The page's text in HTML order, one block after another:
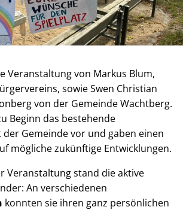
Veranstaltung von Markus Blum,
sowie Swen Christian
von der Gemeinde Wachtberg.
Beginn das bestehende
Gemeinde vor und gaben einen
mögliche zukünftige Entwicklungen.
Veranstaltung stand die aktive
An verschiedenen
konnten sie ihren ganz persönlichen